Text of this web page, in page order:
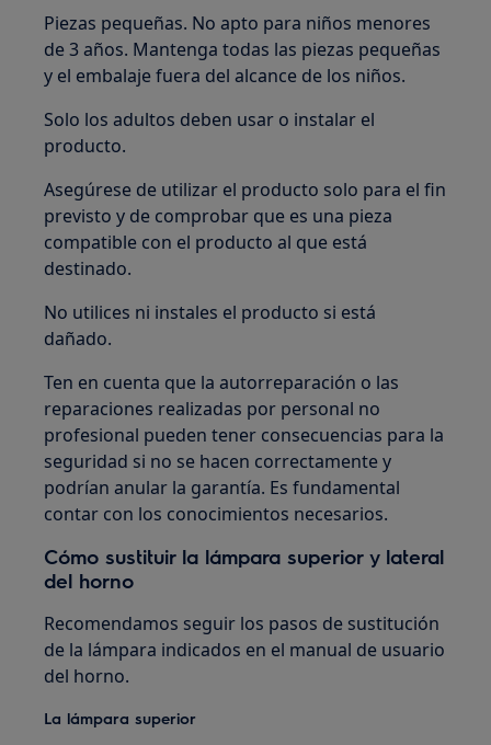
Piezas pequeñas. No apto para niños menores
de 3 años. Mantenga todas las piezas pequeñas
y el embalaje fuera del alcance de los niños.
Solo los adultos deben usar o instalar el
producto.
Asegúrese de utilizar el producto solo para el fin
previsto y de comprobar que es una pieza
compatible con el producto al que está
destinado.
No utilices ni instales el producto si está
dañado.
Ten en cuenta que la autorreparación o las
reparaciones realizadas por personal no
profesional pueden tener consecuencias para la
seguridad si no se hacen correctamente y
podrían anular la garantía. Es fundamental
contar con los conocimientos necesarios.
Cómo sustituir la lámpara superior y lateral
del horno
Recomendamos seguir los pasos de sustitución
de la lámpara indicados en el manual de usuario
del horno.
La lámpara superior